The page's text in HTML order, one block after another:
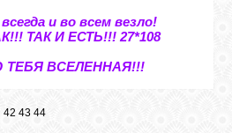
и во всем везло!
ТАК И ЕСТЬ!!! 27*108
ВСЕЛЕННАЯ!!!
42 43 44